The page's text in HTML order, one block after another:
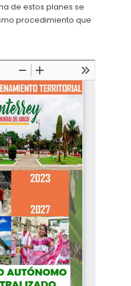
de estos planes se
procedimiento que